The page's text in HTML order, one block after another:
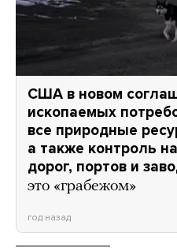
США в новом
ископаемых
все природные
а также контроль
дорог, портов и
это «грабежом»
год назад